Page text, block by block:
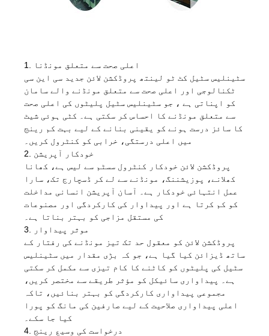
1. اعلی صحت سے متعلق مونڈنا
سٹینلیس سٹیل کٹ ٹو لینتھ پروڈکشن لائن جدید سی این سی
ٹکنالوجی اور اعلی صحت سے متعلق مونڈنے والے سامان
کو اپناتی ہے ، جو سٹینلیس سٹیل پلیٹوں کی اعلی صحت
سے متعلق مونڈنے کا احساس کر سکتی ہے۔ کٹی ہوئی شیٹ
کا سائز درست ہونے کو یقینی بنانے کے لیے بہت کم رینج
میں اعلی درستگی، خرابی کو کنٹرول کریں۔
2. خودکار آپریشن
پروڈکشن لائن خودکار کنٹرول سسٹم سے لیس ہے، کھانا
کھلانے، پوزیشننگ، مونڈنے سے لے کر ڈسچارج تک، سارا
عمل انتہائی خودکار ہے۔ آسان آپریشن انسانی مداخلت
کو کم کرتا ہے اور پیداوار کی کارکردگی اور مصنوعات
کی مستقل مزاجی کو بہتر بناتا ہے۔
3. موثر پیداوار
پروڈکشن لائن کو معقول حد تک تیز مونڈنے کی رفتار کے
ساتھ ڈیزائن کیا گیا ہے، جو کہ بڑی مقدار میں سٹینلیس
سٹیل کی پلیٹوں کو کاٹنے کا کام تیزی سے مکمل کر سکتی
ہے۔ پیداواری سائیکل کو مؤثر طریقے سے مختصر کریں،
مجموعی پیداواری کارکردگی کو بہتر بنائیں، تاکہ
اعلی پیداواری صلاحیت کے لیے صارفین کی مانگ کو پورا
کیا جا سکے۔
4. درخواست کی وسیع رینج